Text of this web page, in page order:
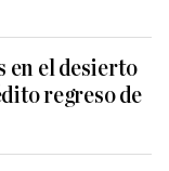
en el desierto
regreso de